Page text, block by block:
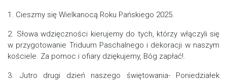
1. Cieszmy się Wielkanocą Roku Pańskiego 2025.
2. Słowa wdzięczności kierujemy do tych, którzy włączyli się
w przygotowanie Triduum Paschalnego i dekoracji w naszym
kościele. Za pomoc i ofiary dziękujemy, Bóg zapłać!.
3. Jutro drugi dzień naszego świętowania- Poniedziałek